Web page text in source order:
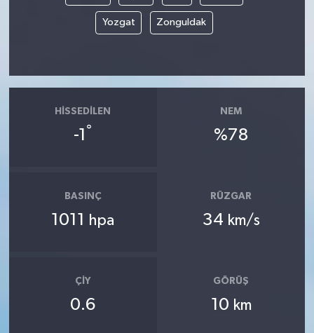
Yozgat Zonguldak
HISSEDILEN
-1 °
NEM
%78
BASINÇ
1011 hpa
RÜZGAR
34 km/s
ÇIY
0.6
GÖRÜŞ
10 km